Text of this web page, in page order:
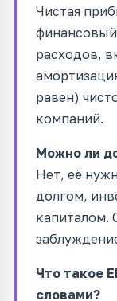
Чистая
финансовый
расходов,
равен)
компаний.
Можно ли
Нет, её
долгом,
капиталом.
Что такое
словами?